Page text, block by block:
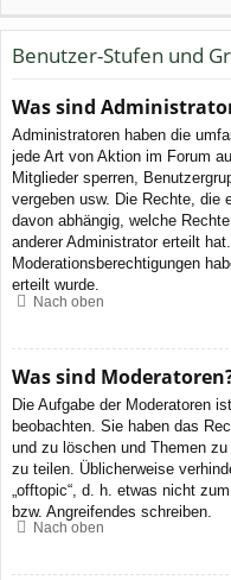
Benutzer-Stufen und
Was sind
Administratoren haben die
jede Art von Aktion im Forum
Mitglieder sperren,
vergeben usw. Die Rechte, die
davon abhängig, welche
anderer Administrator erteilt
Moderationsberechtigungen
erteilt wurde.
Nach oben
Was sind
Die Aufgabe der Moderatoren
beobachten. Sie haben das
und zu löschen und Themen
zu teilen. Üblicherweise
„offtopic“, d. h. etwas nicht
bzw. Angreifendes schreiben.
Nach oben